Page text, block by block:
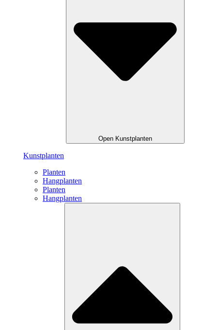
Open Kunstplanten
Kunstplanten
Planten
Hangplanten
Planten
Hangplanten